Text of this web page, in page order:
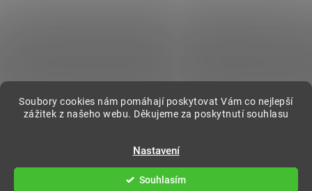
Soubory cookies nám pomáhají poskytovat Vám co nejlepší
zážitek z našeho webu. Děkujeme za poskytnutí souhlasu
Nastavení
Souhlasím
DecorOnline. Všechna práva vyhrazena.